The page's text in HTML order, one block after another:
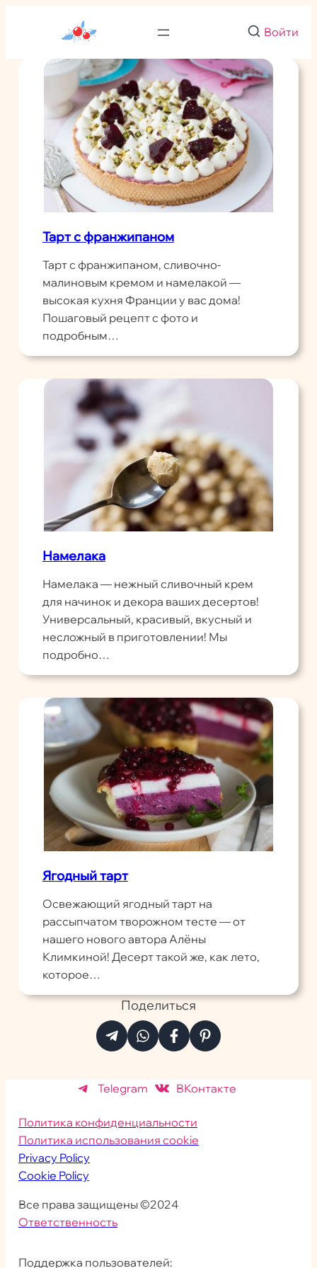
Войти
Тарт с франжипаном
Тарт с франжипаном, сливочно-
малиновым кремом и намелакой —
высокая кухня Франции у вас дома!
Пошаговый рецепт с фото и
подробным…
Намелака
Намелака — нежный сливочный крем
для начинок и декора ваших десертов!
Универсальный, красивый, вкусный и
несложный в приготовлении! Мы
подробно…
Ягодный тарт
Освежающий ягодный тарт на
рассыпчатом творожном тесте — от
нашего нового автора Алёны
Климкиной! Десерт такой же, как лето,
которое…
Поделиться
Telegram ВКонтакте
Политика конфиденциальности
Политика использования cookie
Privacy Policy
Cookie Policy
Все права защищены ©2024
Ответственность
Поддержка пользователей: